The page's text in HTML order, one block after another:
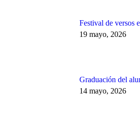
Festival de versos
19 mayo, 2026
Graduación del
14 mayo, 2026